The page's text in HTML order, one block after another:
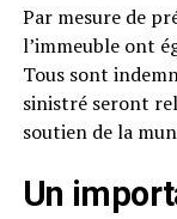
Par mesure de
l’immeuble ont
Tous sont
sinistré seront
soutien de la
Un